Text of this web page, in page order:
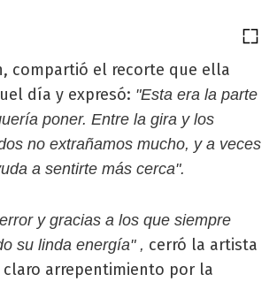
compartió el recorte que ella
día y expresó: "Esta era la parte
poner. Entre la gira y los
no extrañamos mucho, y a veces
a sentirte más cerca".
y gracias a los que siempre
su linda energía" , cerró la artista
arrepentimiento por la